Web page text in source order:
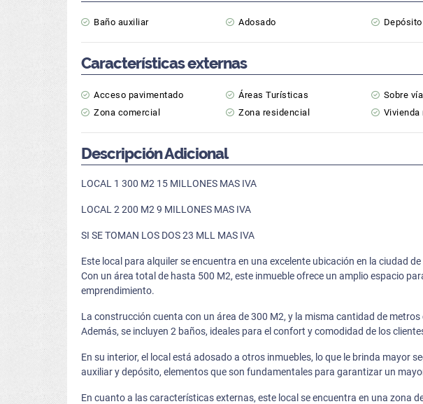
Baño auxiliar Adosado Depósito
Características externas
Acceso pavimentado Áreas Turísticas Sobre
Zona comercial
Zona residencial
Descripción Adicional
LOCAL 1 300 M2 15 MILLONES MAS IVA
LOCAL 2 200 M2 9 MILLONES MAS IVA
SI SE TOMAN LOS DOS 23 MLL MAS IVA
Este local para alquiler se encuentra en una excelente ubicación en la ciudad
Con un área total de hasta 500 M2, este inmueble ofrece un amplio espacio
emprendimiento.
La construcción cuenta con un área de 300 M2, y la misma cantidad de
Además, se incluyen 2 baños, ideales para el confort y comodidad de los
En su interior, el local está adosado a otros inmuebles, lo que le brinda mayor
auxiliar y depósito, elementos que son fundamentales para garantizar un
En cuanto a las características externas, este local se encuentra en una zona